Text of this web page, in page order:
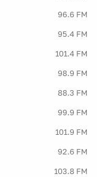
96.6 FM
95.4 FM
101.4 FM
98.9 FM
88.3 FM
99.9 FM
101.9 FM
92.6 FM
103.8 FM